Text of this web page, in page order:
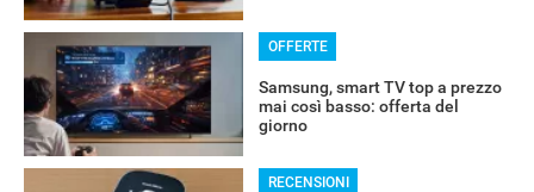
OFFERTE
Samsung, smart TV top a prezzo
mai così basso: offerta del
giorno
RECENSIONI